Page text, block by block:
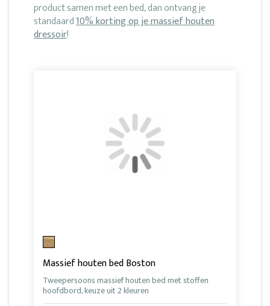
product samen met een bed, dan ontvang je
standaard10% korting op je massief houten
dressoir!
Massief houten bed Boston
Tweepersoons massief houten bed met stoffen
hoofdbord, keuze uit 2 kleuren